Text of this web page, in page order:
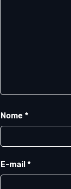
Nome*
E-mail*